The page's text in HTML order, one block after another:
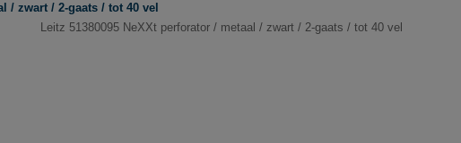
/ zwart / 2-gaats / tot 40 vel
Leitz 51380095 NeXXt perforator / metaal / zwart / 2-gaats / tot 40 vel